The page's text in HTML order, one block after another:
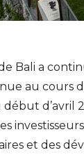
Bali a
au cours
d’avril
et des